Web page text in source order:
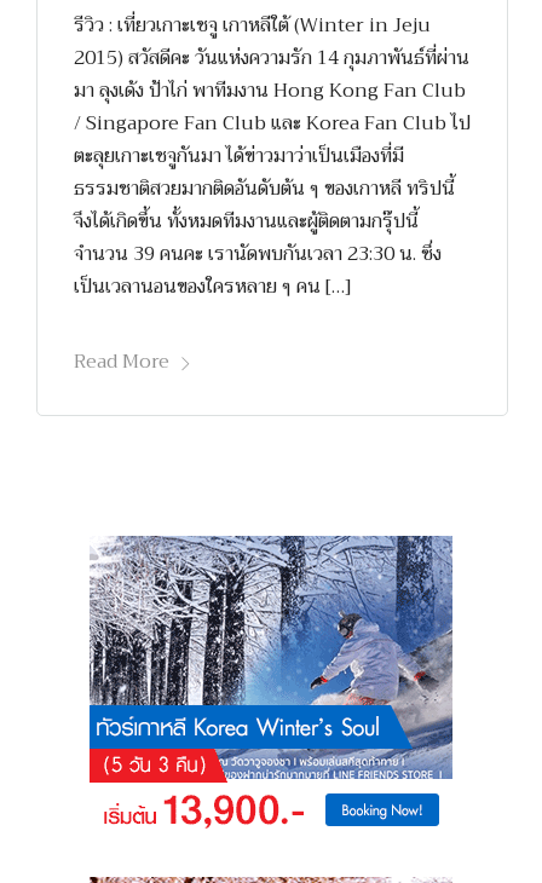
รีวิว : เที่ยวเกาะเชจู เกาหลีใต้ (Winter in Jeju
2015) สวัสดีคะ วันแห่งความรัก 14 กุมภาพันธ์ที่ผ่าน
มา ลุงเด้ง ป้าไก่ พาทีมงาน Hong Kong Fan Club
/ Singapore Fan Club และ Korea Fan Club ไป
ตะลุยเกาะเชจูกันมา ได้ข่าวมาว่าเป็นเมืองที่มี
ธรรมชาติสวยมากติดอันดับต้น ๆ ของเกาหลี ทริปนี้
จึงได้เกิดขึ้น ทั้งหมดทีมงานและผู้ติดตามกรุ๊ปนี้
จำนวน 39 คนคะ เรานัดพบกันเวลา 23:30 น. ซึ่ง
เป็นเวลานอนของใครหลาย ๆ คน […]
Read More